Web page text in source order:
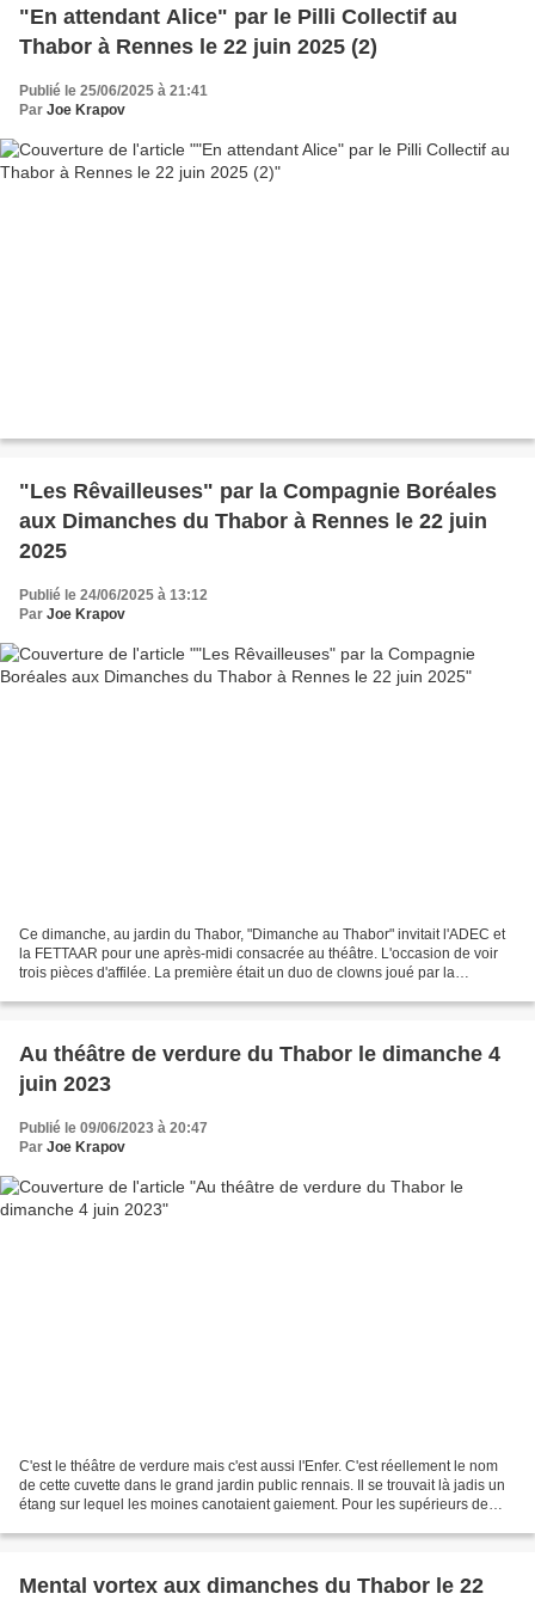
"En attendant Alice" par le Pilli Collectif au
Thabor à Rennes le 22 juin 2025 (2)
Publié le 25/06/2025 à 21:41
Par Joe Krapov
"Les Rêvailleuses" par la Compagnie Boréales
aux Dimanches du Thabor à Rennes le 22 juin
2025
Publié le 24/06/2025 à 13:12
Par Joe Krapov
Ce dimanche, au jardin du Thabor, "Dimanche au Thabor" invitait l'ADEC et
la FETTAAR pour une après-midi consacrée au théâtre. L'occasion de voir
trois pièces d'affilée. La première était un duo de clowns joué par la
Au théâtre de verdure du Thabor le dimanche 4
juin 2023
Publié le 09/06/2023 à 20:47
Par Joe Krapov
C'est le théâtre de verdure mais c'est aussi l'Enfer. C'est réellement le nom
de cette cuvette dans le grand jardin public rennais. Il se trouvait là jadis un
étang sur lequel les moines canotaient gaiement. Pour les supérieurs de
Mental vortex aux dimanches du Thabor le 22